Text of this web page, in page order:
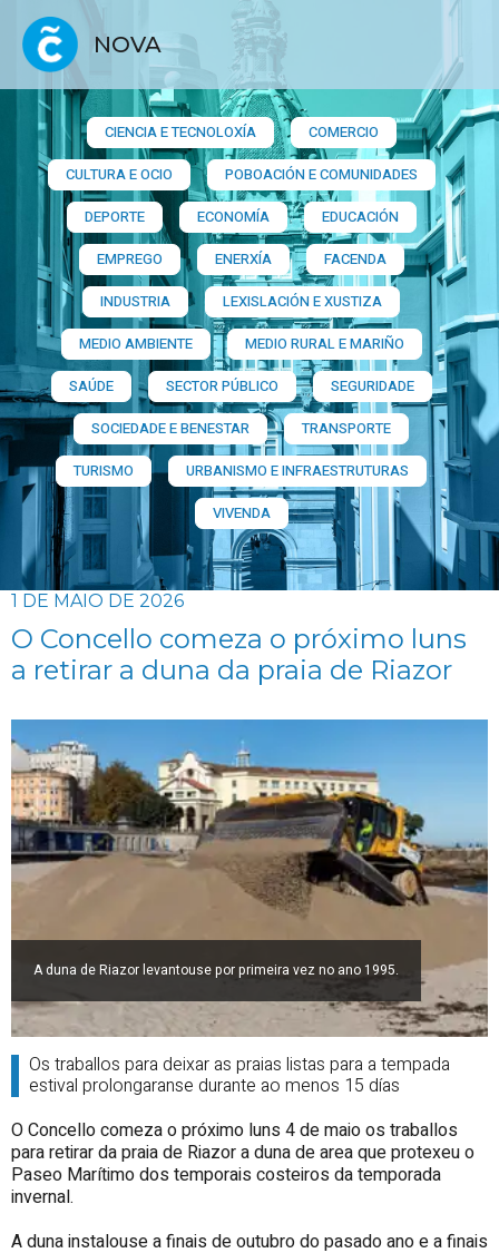
NOVA
CIENCIA E TECNOLOXÍA
COMERCIO
CULTURA E OCIO
POBOACIÓN E COMUNIDADES
DEPORTE
ECONOMÍA
EDUCACIÓN
EMPREGO
ENERXÍA
FACENDA
INDUSTRIA
LEXISLACIÓN E XUSTIZA
MEDIO AMBIENTE
MEDIO RURAL E MARIÑO
SAÚDE
SECTOR PÚBLICO
SEGURIDADE
SOCIEDADE E BENESTAR
TRANSPORTE
TURISMO
URBANISMO E INFRAESTRUTURAS
VIVENDA
1 DE MAIO DE 2026
O Concello comeza o próximo luns
a retirar a duna da praia de Riazor
A duna de Riazor levantouse por primeira vez no ano 1995.
Os traballos para deixar as praias listas para a tempada
estival prolongaranse durante ao menos 15 días
O Concello comeza o próximo luns 4 de maio os traballos
para retirar da praia de Riazor a duna de area que protexeu o
Paseo Marítimo dos temporais costeiros da temporada
invernal.
A duna instalouse a finais de outubro do pasado ano e a finais